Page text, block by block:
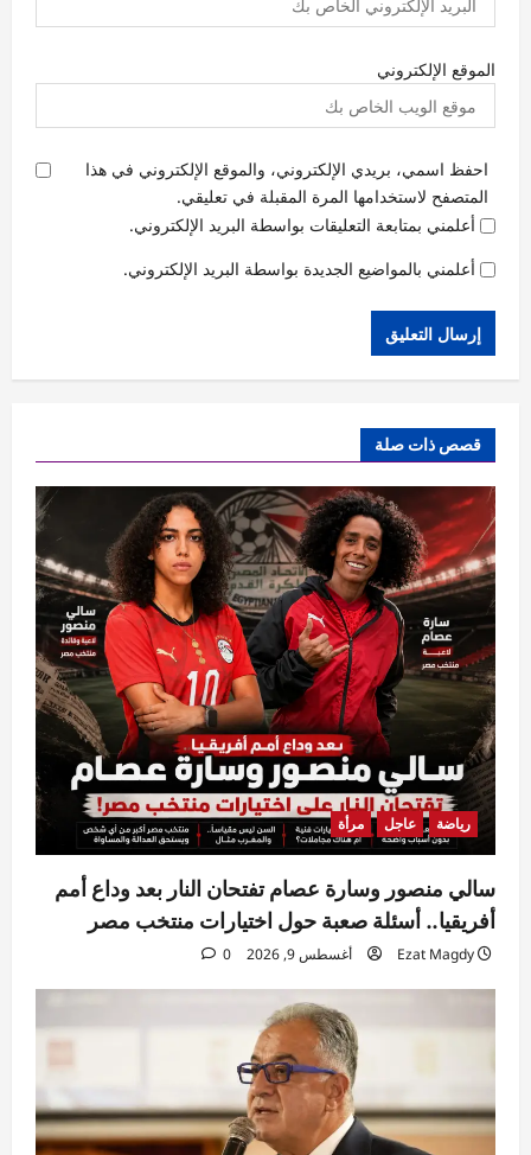
الموقع الإلكتروني
احفظ اسمي، بريدي الإلكتروني، والموقع الإلكتروني في هذا
المتصفح لاستخدامها المرة المقبلة في تعليقي.
أعلمني بمتابعة التعليقات بواسطة البريد الإلكتروني.
أعلمني بالمواضيع الجديدة بواسطة البريد الإلكتروني.
قصص ذات صلة
رياضة عاجل مرأة
سالي منصور وسارة عصام تفتحان النار بعد وداع أمم
أفريقيا.. أسئلة صعبة حول اختيارات منتخب مصر
Ezat Magdy أغسطس 9, 2026 0